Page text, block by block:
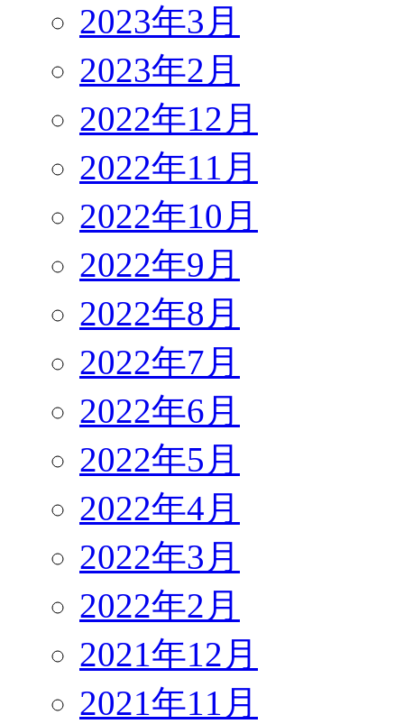
2023年3月
2023年2月
2022年12月
2022年11月
2022年10月
2022年9月
2022年8月
2022年7月
2022年6月
2022年5月
2022年4月
2022年3月
2022年2月
2021年12月
2021年11月